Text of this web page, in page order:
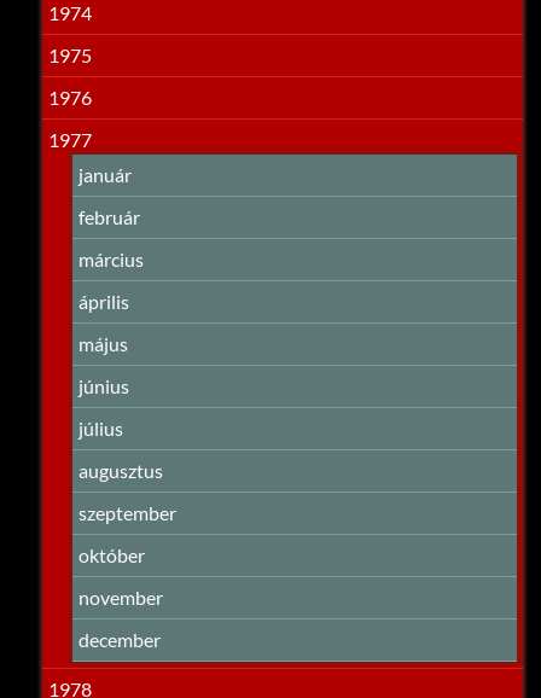
1974
1975
1976
1977
január
február
március
április
május
június
július
augusztus
szeptember
október
november
december
1978